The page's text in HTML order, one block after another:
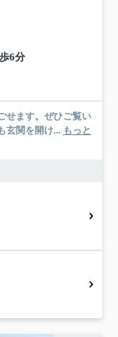
6分
せます。ぜひご覧い
玄関を開け... もっと